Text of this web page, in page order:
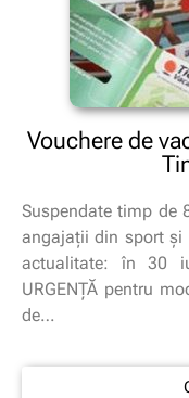
Vouchere de
Suspendate timp de
angajaţii din sport şi
actualitate: în 30
URGENȚĂ pentru
de…